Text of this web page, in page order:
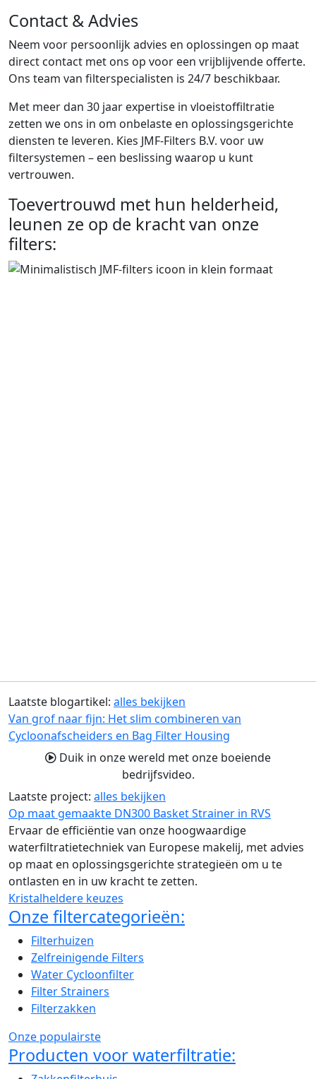
Contact & Advies
Neem voor persoonlijk advies en oplossingen op maat
direct contact met ons op voor een vrijblijvende offerte.
Ons team van filterspecialisten is 24/7 beschikbaar.
Met meer dan 30 jaar expertise in vloeistoffiltratie
zetten we ons in om onbelaste en oplossingsgerichte
diensten te leveren. Kies JMF-Filters B.V. voor uw
filtersystemen – een beslissing waarop u kunt
vertrouwen.
Toevertrouwd met hun helderheid,
leunen ze op de kracht van onze
filters:
Laatste blogartikel: alles bekijken
Van grof naar fijn: Het slim combineren van
Cycloonafscheiders en Bag Filter Housing
Duik in onze wereld met onze boeiende
bedrijfsvideo.
Laatste project: alles bekijken
Op maat gemaakte DN300 Basket Strainer in RVS
Ervaar de efficiëntie van onze hoogwaardige
waterfiltratietechniek van Europese makelij, met advies
op maat en oplossingsgerichte strategieën om u te
ontlasten en in uw kracht te zetten.
Kristalheldere keuzes
Onze filtercategorieën:
Filterhuizen
Zelfreinigende Filters
Water Cycloonfilter
Filter Strainers
Filterzakken
Onze populairste
Producten voor waterfiltratie: